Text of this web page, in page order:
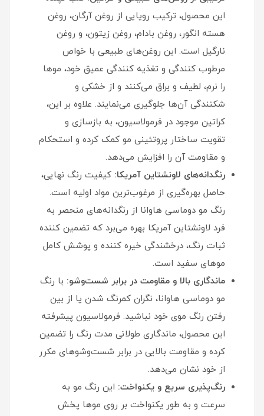
این محصول، ترکیب رویایی از روغن آرگان، روغن
هسته انگور، روغن بادام، روغن زیتون، و روغن
نارگیل است. این روغن‌های طبیعی با خواص
مرطوب‌ کنندگی و تغذیه‌ کنندگی عمیق خود، موها
را نرم، لطیف و براق می‌کنند و از خشکی و
شکنندگی آن‌ها جلوگیری می‌نمایند. علاوه بر این،
کراتین موجود در فرمولاسیون، به بازسازی و
تقویت ساختار پروتئینی مو کمک کرده و استحکام
و مقاومت آن را افزایش می‌دهد.
رنگدانه‌های لاونشتاین آمریکا: کیفیت رنگ نهایی،
حاصل بهره‌گیری از مرغوب‌ترین مواد اولیه است.
رنگ مو دوماسی هاوانا از رنگدانه‌های منحصر به
فرد لاونشتاین آمریکا بهره می‌برد که تضمین‌ کننده
ثبات رنگ، درخشندگی خیره‌ کننده و پوشش کامل
موهای سفید است.
ماندگاری بالا و مقاومت در برابر شست‌وشو: با رنگ
مو دوماسی هاوانا، نگران کمرنگ شدن یا از بین
رفتن رنگ موی خود نباشید. فرمولاسیون پیشرفته
این محصول، ماندگاری طولانی‌ مدت رنگ را تضمین
کرده و مقاومت بالایی در برابر شست‌وشوهای مکرر
از خود نشان می‌دهد.
رنگ‌پذیری سریع و یکنواخت: این رنگ مو به
سرعت و به طور یکنواخت بر روی موها پخش